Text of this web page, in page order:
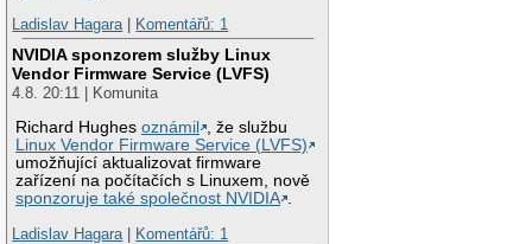
Ladislav Hagara
Komentářů: 1
NVIDIA sponzorem služby Linux
Vendor Firmware Service (LVFS)
4.8. 20:11 | Komunita
Richard Hughesoznámil
, že službu
Linux Vendor Firmware Service (LVFS)
umožňující aktualizovat firmware
zařízení na počítačích s Linuxem, nově
sponzoruje také společnost NVIDIA .
Ladislav Hagara | Komentářů: 1